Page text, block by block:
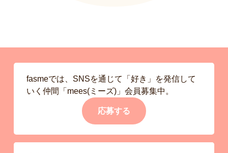
fasmeでは、SNSを通じて「好き」を発信して
いく仲間「mees(ミーズ)」会員募集中。
応募する